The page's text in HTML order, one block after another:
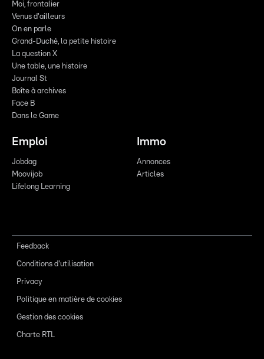
Moi, frontalier
Venus d'ailleurs
On en parle
Grand-Duché, la petite histoire
La question X
Une table, une histoire
Journal St
Boîte à archives
Face B
Dans le Game
Emploi
Jobdag
Moovijob
Lifelong Learning
Immo
Annonces
Articles
Feedback
Conditions d'utilisation
Privacy
Politique en matière de cookies
Gestion des cookies
Charte RTL